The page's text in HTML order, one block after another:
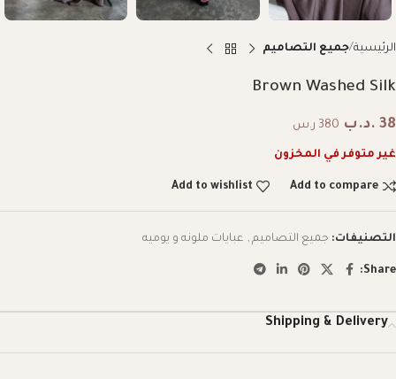
الرئيسية جميع التصاميم
Brown Washed Silk
38 .د.ب 380 ر.س
غير متوفر في المخزون
Add to compare
Add to wishlist
التصنيفات: جميع التصاميم , عبايات ملونه و يوميه
Share:
Shipping & Delivery